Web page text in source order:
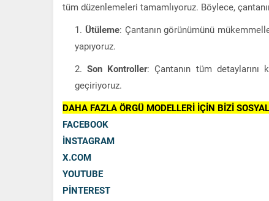
tüm düzenlemeleri tamamlıyoruz. Böylece,
Ütüleme: Çantanın görünümünü
yapıyoruz.
Son Kontroller: Çantanın tüm
geçiriyoruz.
DAHA FAZLA ÖRGÜ MODELLERİ İÇİN BİZİ
FACEBOOK
İNSTAGRAM
X.COM
YOUTUBE
PİNTEREST